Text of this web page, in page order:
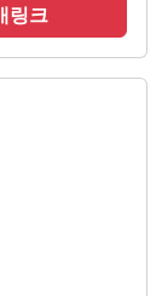
링크